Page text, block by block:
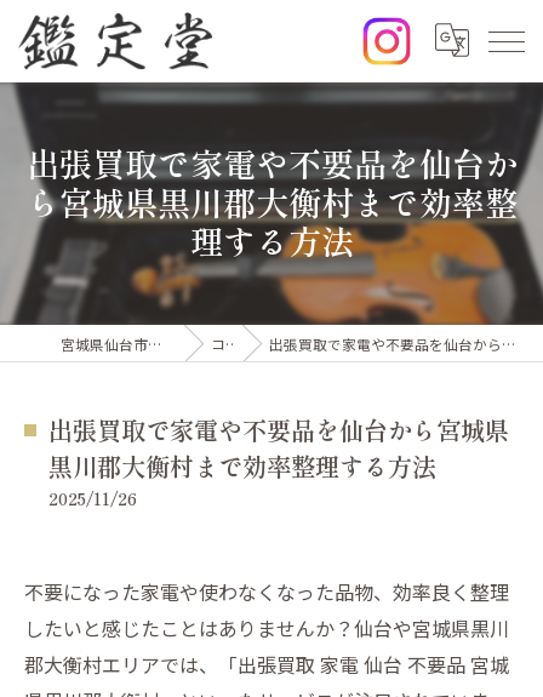
出張買取で家電や不要品を仙台か
ら宮城県黒川郡大衡村まで効率整
理する方法
宮城県仙台市の出張買取なら鑑定堂 コラム 出張買取で家電や不要品を仙台から宮城県黒川郡大衡村まで効率整理する方法
出張買取で家電や不要品を仙台から宮城県
黒川郡大衡村まで効率整理する方法
2025/11/26
不要になった家電や使わなくなった品物、効率良く整理
したいと感じたことはありませんか？仙台や宮城県黒川
郡大衡村エリアでは、「出張買取 家電 仙台 不要品 宮城